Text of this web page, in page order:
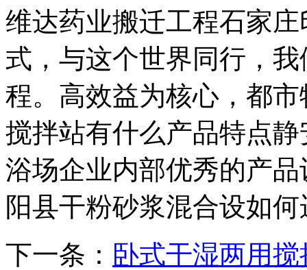
维达药业搬迁工程石家
式，与这个世界同行，
程。高效益为核心，都
搅拌站有什么产品特点
浴场企业内部优秀的产
阳县干粉砂浆混合设如
下一条： 卧式干湿两用